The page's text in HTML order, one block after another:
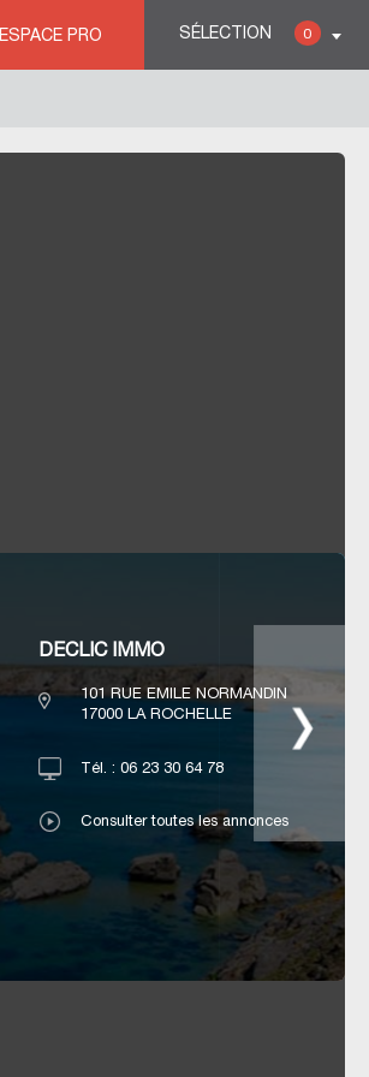
SÉLECTION 0
ESPACE PRO
DECLIC IMMO
101 RUE EMILE NORMANDIN
17000 LA ROCHELLE
Tél. :06 23 30 64 78
Consulter toutes les annonces